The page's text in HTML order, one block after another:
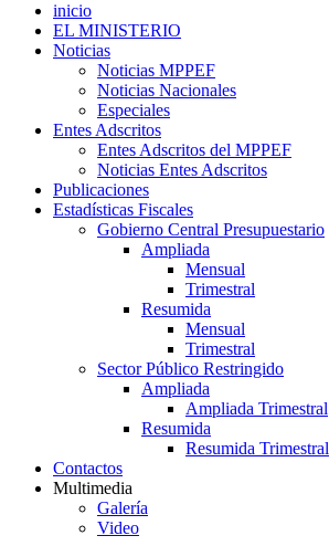
inicio
EL MINISTERIO
Noticias
Noticias MPPEF
Noticias Nacionales
Especiales
Entes Adscritos
Entes Adscritos del MPPEF
Noticias Entes Adscritos
Publicaciones
Estadísticas Fiscales
Gobierno Central Presupuestario
Ampliada
Mensual
Trimestral
Resumida
Mensual
Trimestral
Sector Público Restringido
Ampliada
Ampliada Trimestral
Resumida
Resumida Trimestral
Contactos
Multimedia
Galería
Video